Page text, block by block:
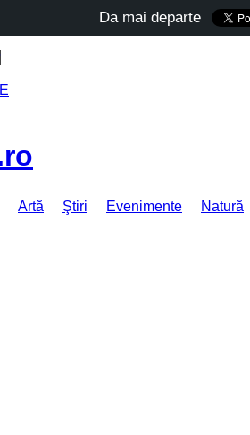
Artă Ştiri Evenimente
Natură
Da mai departe